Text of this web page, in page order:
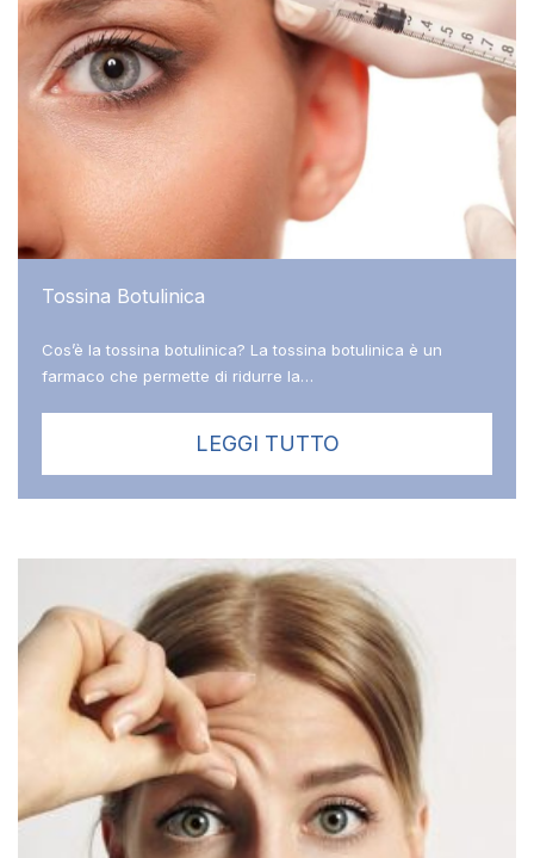
Tossina Botulinica
Cos’è la tossina botulinica? La tossina botulinica è un
farmaco che permette di ridurre la…
LEGGI TUTTO